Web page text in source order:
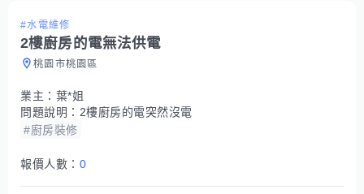
#水電維修
2樓廚房的電無法供電
桃園市桃園區
業主： 葉*姐
問題說明： 2樓廚房的電突然沒電
#廚房裝修
報價人數： 0